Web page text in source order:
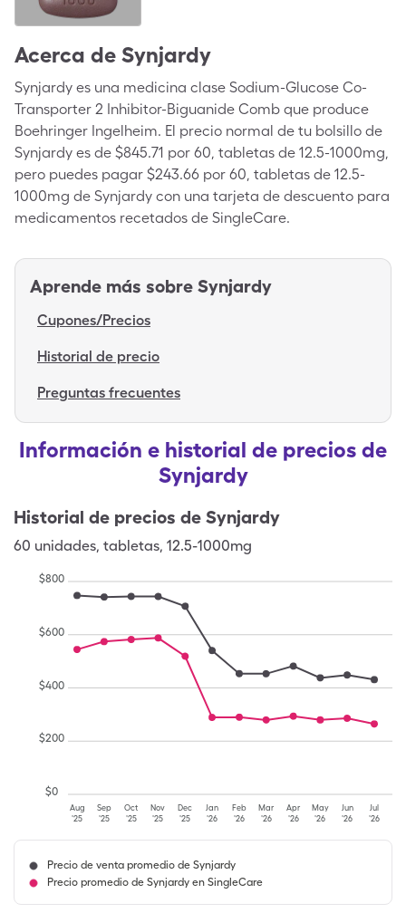
Acerca de Synjardy
Synjardy es una medicina clase Sodium-Glucose Co-
Transporter 2 Inhibitor-Biguanide Comb que produce
Boehringer Ingelheim. El precio normal de tu bolsillo de
Synjardy es de $845.71 por 60, tabletas de 12.5-1000mg,
pero puedes pagar $243.66 por 60, tabletas de 12.5-
1000mg de Synjardy con una tarjeta de descuento para
medicamentos recetados de SingleCare.
Aprende más sobre Synjardy
Cupones/Precios
Historial de precio
Preguntas frecuentes
Información e historial de precios de
Synjardy
Historial de precios de Synjardy
60 unidades, tabletas, 12.5-1000mg
Aug
'25
Sep
'25
Oct
'25
Nov
'25
Dec
'25
Jan
'26
Feb
'26
Mar
'26
Apr
'26
May
'26
Jun
'26
Jul
'26
$0
$200
$400
$600
$800
Precio de venta promedio de Synjardy
Precio promedio de Synjardy en SingleCare